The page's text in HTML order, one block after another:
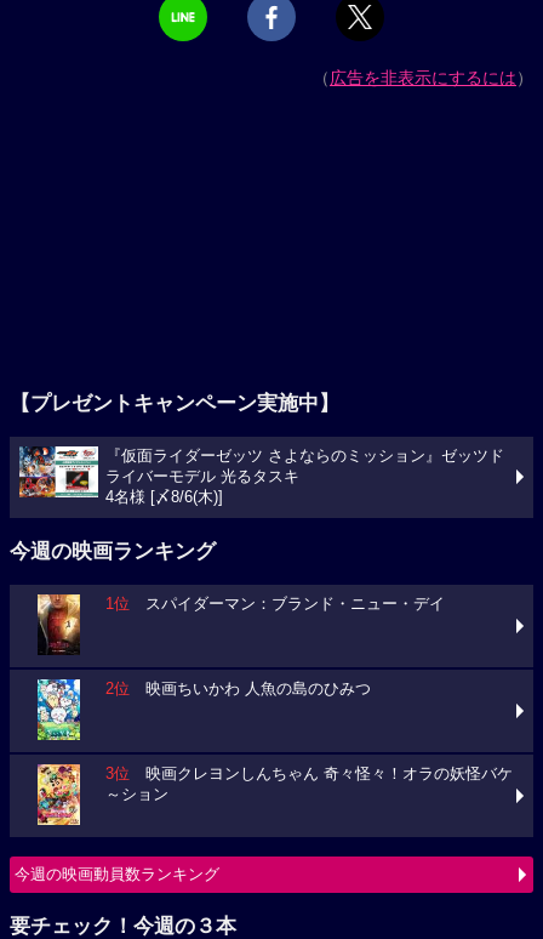
（広告を非表示にするには）
【プレゼントキャンペーン実施中】
『仮面ライダーゼッツ さよならのミッション』ゼッツド
ライバーモデル 光るタスキ
4名様 [〆8/6(木)]
今週の映画ランキング
1位 スパイダーマン：ブランド・ニュー・デイ
2位 映画ちいかわ 人魚の島のひみつ
3位 映画クレヨンしんちゃん 奇々怪々！オラの妖怪バケ
～ション
今週の映画動員数ランキング
要チェック！今週の３本